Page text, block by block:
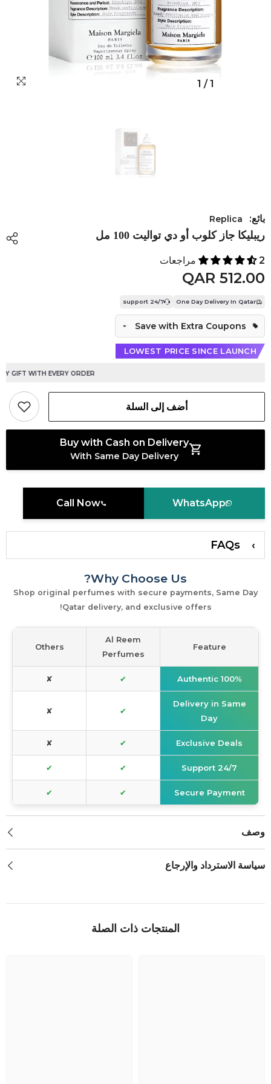
1
/
1
بائع: Replica
ريبليكا جاز كلوب أو دي تواليت 100 مل
2 مراجعات
QAR 512.00
One Day Delivery In Qatar
24/7 support
Save with Extra Coupons
LOWEST PRICE SINCE LAUNCH
WITH EVERY ORDER
أضف إلى السلة
Buy with Cash on Delivery
With Same Day Delivery
WhatsApp
Call Now
FAQs
Why Choose Us?
Shop original perfumes with secure payments, Same Day
Qatar delivery, and exclusive offers!
Feature
Al Reem
Perfumes
Others
100% Authentic
✔
✘
Delivery in Same
Day
✔
✘
Exclusive Deals
✔
✘
24/7 Support
✔
✔
Secure Payment
✔
✔
وصف
سياسة الاسترداد والإرجاع
المنتجات ذات الصلة